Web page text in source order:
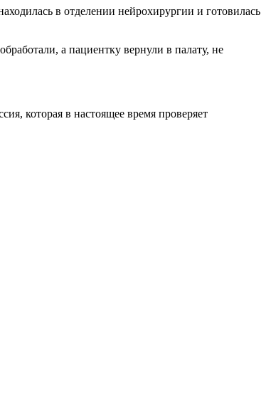
в отделении нейрохирургии и готовилась
а пациентку вернули в палату, не
которая в настоящее время проверяет